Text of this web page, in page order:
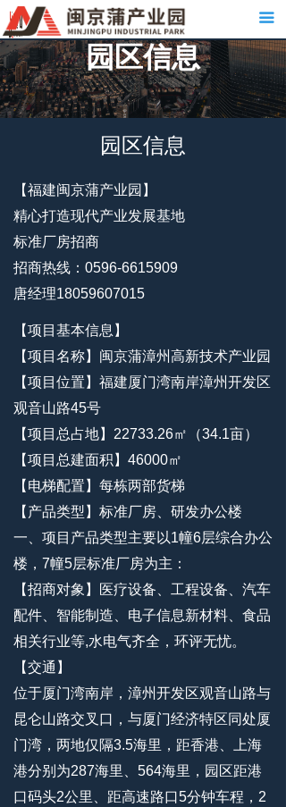
끀
联系我们
新闻资讯
服务内容
首页
园区信息
园区实景
园区信息
园区信息
【福建闽京蒲产业园】
精心打造现代产业发展基地
标准厂房招商
招商热线：0596-6615909
唐经理18059607015
【项目基本信息】
【项目名称】闽京蒲漳州高新技术产业园
【项目位置】福建厦门湾南岸漳州开发区
观音山路45号
【项目总占地】22733.26㎡（34.1亩）
【项目总建面积】46000㎡
【电梯配置】每栋两部货梯
【产品类型】标准厂房、研发办公楼
一、项目产品类型主要以1幢6层综合办公
楼，7幢5层标准厂房为主：
【招商对象】医疗设备、工程设备、汽车
配件、智能制造、电子信息新材料、食品
相关行业等,水电气齐全，环评无忧。
【交通】
位于厦门湾南岸，漳州开发区观音山路与
昆仑山路交叉口，与厦门经济特区同处厦
门湾，两地仅隔3.5海里，距香港、上海
港分别为287海里、564海里，园区距港
口码头2公里、距高速路口5分钟车程，2